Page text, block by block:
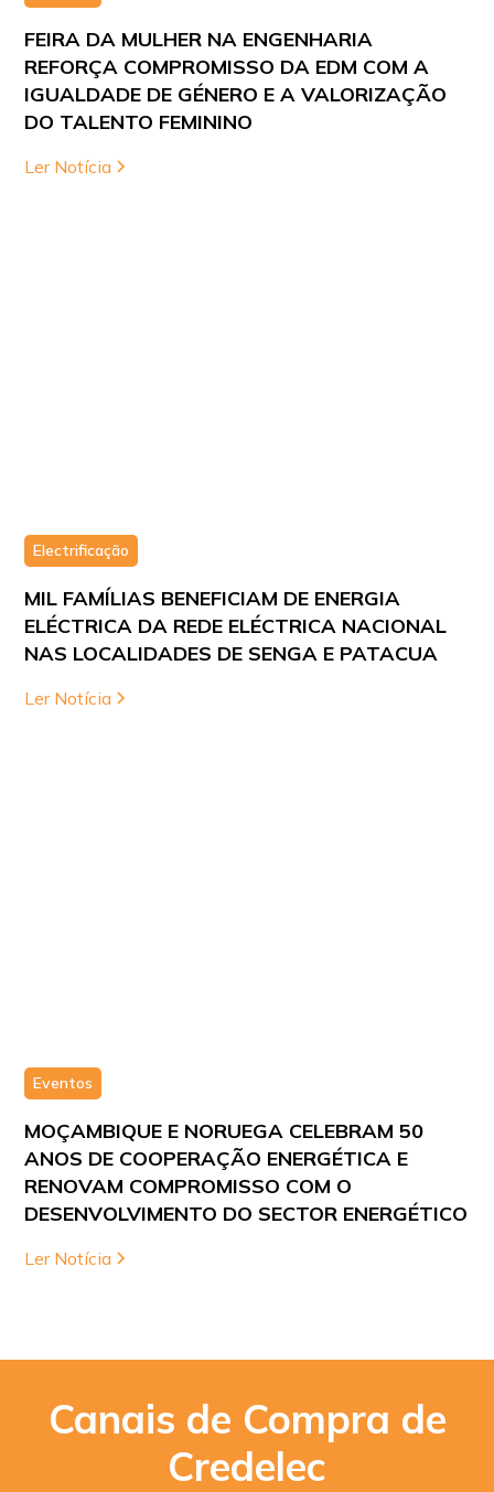
FEIRA DA MULHER NA ENGENHARIA
REFORÇA COMPROMISSO DA EDM COM A
IGUALDADE DE GÉNERO E A VALORIZAÇÃO
DO TALENTO FEMININO
Ler Notícia
Electrificação
MIL FAMÍLIAS BENEFICIAM DE ENERGIA
ELÉCTRICA DA REDE ELÉCTRICA NACIONAL
NAS LOCALIDADES DE SENGA E PATACUA
Ler Notícia
Eventos
MOÇAMBIQUE E NORUEGA CELEBRAM 50
ANOS DE COOPERAÇÃO ENERGÉTICA E
RENOVAM COMPROMISSO COM O
DESENVOLVIMENTO DO SECTOR ENERGÉTICO
Ler Notícia
Canais de Compra de
Credelec